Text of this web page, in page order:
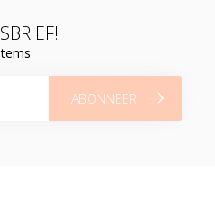
ABONNEER